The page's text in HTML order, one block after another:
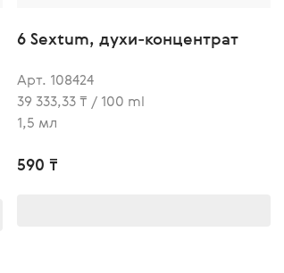
6 Sextum, духи-концентрат
Арт. 108424
39 333,33 ₸ / 100 ml
1,5 мл
590 ₸